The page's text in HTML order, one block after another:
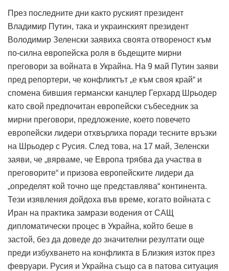
През последните дни както руският президент
Владимир Путин, така и украинският президент
Володимир Зеленски заявиха своята отвореност към
по-силна европейска роля в бъдещите мирни
преговори за войната в Украйна. На 9 май Путин заяви
пред репортери, че конфликтът „е към своя край“ и
спомена бившия германски канцлер Герхард Шрьодер
като свой предпочитан европейски събеседник за
мирни преговори, предложение, което повечето
европейски лидери отхвърлиха поради тесните връзки
на Шрьодер с Русия. След това, на 17 май, Зеленски
заяви, че „вярваме, че Европа трябва да участва в
преговорите“ и призова европейските лидери да
„определят кой точно ще представлява“ континента.
Тези изявления дойдоха във време, когато войната с
Иран на практика замрази водения от САЩ
дипломатически процес в Украйна, който беше в
застой, без да доведе до значителни резултати още
преди избухването на конфликта в Близкия изток през
февруари. Русия и Украйна също са в патова ситуация